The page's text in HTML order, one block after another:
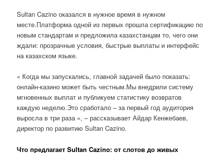
Sultan Cazino оказался в нужное время в нужном
месте.Платформа одной из первых прошла сертификацию по
новым стандартам и предложила казахстанцам то, чего они
ждали: прозрачные условия, быстрые выплаты и интерфейс
на казахском языке.
« Когда мы запускались, главной задачей было показать:
онлайн-казино может быть честным.Мы внедрили систему
мгновенных выплат и публикуем статистику возвратов
каждую неделю.Это сработало – за первый год аудитория
выросла в три раза », – рассказывает Айдар Кенжебаев,
директор по развитию Sultan Cazino.
Что предлагает Sultan Cazino: от слотов до живых